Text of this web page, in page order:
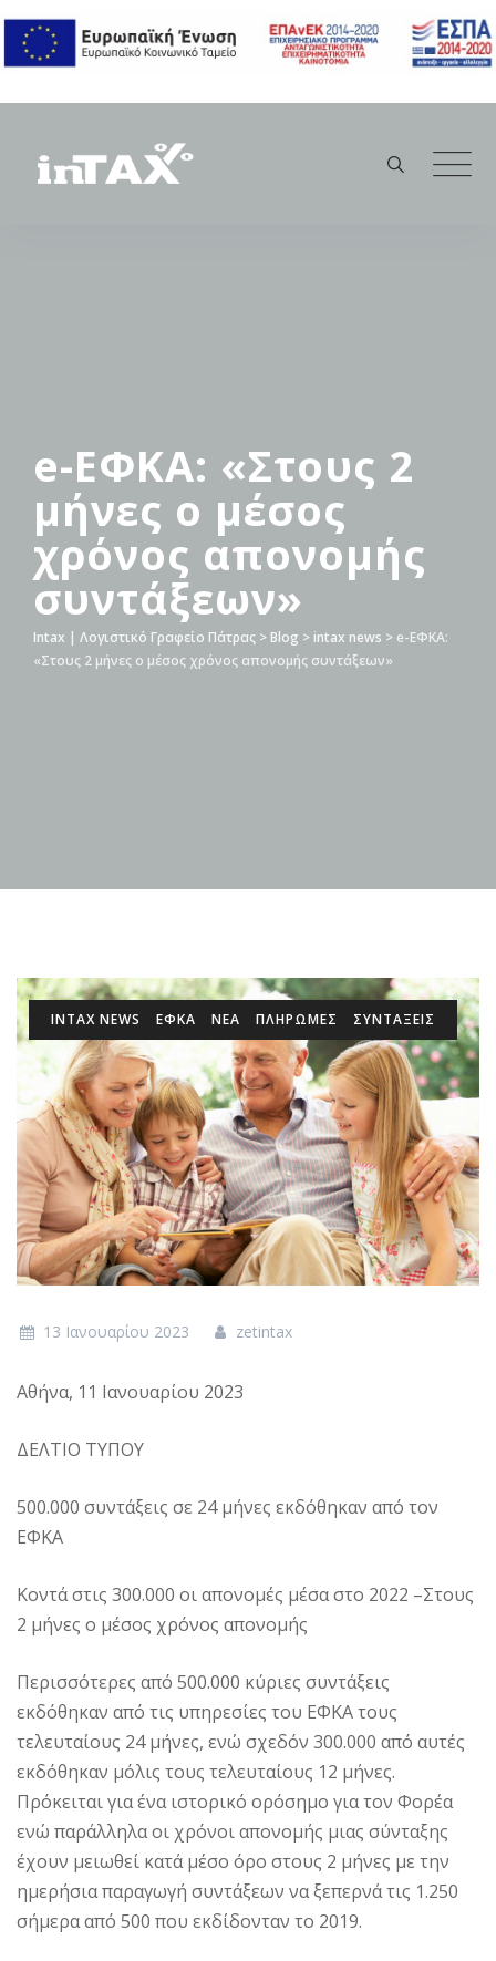
content
e-ΕΦΚΑ: «Στους 2
μήνες ο μέσος
χρόνος απονομής
συντάξεων»
Intax | Λογιστικό Γραφείο Πάτρας > Blog > intax news > e-ΕΦΚΑ:
«Στους 2 μήνες ο μέσος χρόνος απονομής συντάξεων»
INTAX NEWS ΕΦΚΑ ΝΕΑ ΠΛΗΡΩΜΕΣ ΣΥΝΤΑΞΕΙΣ
13 Ιανουαρίου 2023 zetintax
Αθήνα, 11 Ιανουαρίου 2023
ΔΕΛΤΙΟ ΤΥΠΟΥ
500.000 συντάξεις σε 24 μήνες εκδόθηκαν από τον
ΕΦΚΑ
Κοντά στις 300.000 οι απονομές μέσα στο 2022 –Στους
2 μήνες ο μέσος χρόνος απονομής
Περισσότερες από 500.000 κύριες συντάξεις
εκδόθηκαν από τις υπηρεσίες του ΕΦΚΑ τους
τελευταίους 24 μήνες, ενώ σχεδόν 300.000 από αυτές
εκδόθηκαν μόλις τους τελευταίους 12 μήνες.
Πρόκειται για ένα ιστορικό ορόσημο για τον Φορέα
ενώ παράλληλα οι χρόνοι απονομής μιας σύνταξης
έχουν μειωθεί κατά μέσο όρο στους 2 μήνες με την
ημερήσια παραγωγή συντάξεων να ξεπερνά τις 1.250
σήμερα από 500 που εκδίδονταν το 2019.